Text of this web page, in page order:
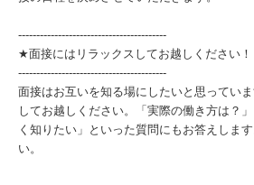
-----------------------------------------
★面接にはリラックスしてお越しください！
-----------------------------------------
面接はお互いを知る場にしたいと思ってい
してお越しください。「実際の働き方は？
く知りたい」といった質問にもお答えしま
い。